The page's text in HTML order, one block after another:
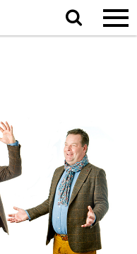
Sök
på